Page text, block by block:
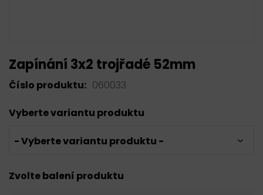
Zapínání 3x2 trojřadé 52mm
Číslo produktu: 060033
Vyberte variantu produktu
- Vyberte variantu produktu -
Zvolte balení produktu